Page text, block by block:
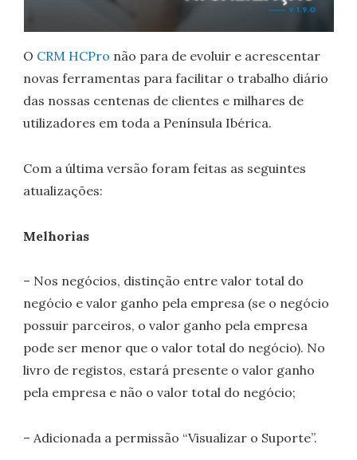
O CRM HCPro não para de evoluir e acrescentar
novas ferramentas para facilitar o trabalho diário
das nossas centenas de clientes e milhares de
utilizadores em toda a Península Ibérica.
Com a última versão foram feitas as seguintes
atualizações:
Melhorias
– Nos negócios, distinção entre valor total do
negócio e valor ganho pela empresa (se o negócio
possuir parceiros, o valor ganho pela empresa
pode ser menor que o valor total do negócio). No
livro de registos, estará presente o valor ganho
pela empresa e não o valor total do negócio;
– Adicionada a permissão “Visualizar o Suporte”.